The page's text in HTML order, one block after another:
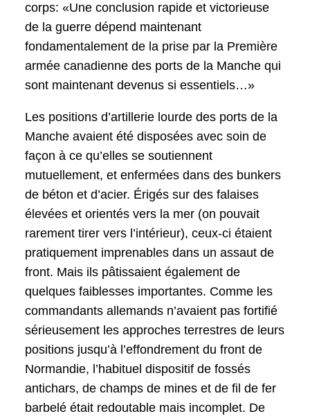
corps: «Une conclusion rapide et victorieuse
de la guerre dépend maintenant
fondamentalement de la prise par la Première
armée canadienne des ports de la Manche qui
sont maintenant devenus si essentiels…»
Les positions d’artillerie lourde des ports de la
Manche avaient été disposées avec soin de
façon à ce qu’elles se soutiennent
mutuellement, et enfermées dans des bunkers
de béton et d’acier. Érigés sur des falaises
élevées et orientés vers la mer (on pouvait
rarement tirer vers l’intérieur), ceux-ci étaient
pratiquement imprenables dans un assaut de
front. Mais ils pâtissaient également de
quelques faiblesses importantes. Comme les
commandants allemands n’avaient pas fortifié
sérieusement les approches terrestres de leurs
positions jusqu’à l’effondrement du front de
Normandie, l’habituel dispositif de fossés
antichars, de champs de mines et de fil de fer
barbelé était redoutable mais incomplet. De